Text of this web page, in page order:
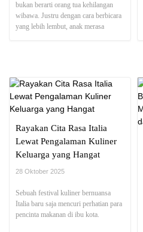
bukan berarti orang tua kehilangan
wibawa. Justru dengan cara berbicara
yang lebih lembut, anak merasa
Rayakan Cita Rasa Italia
Lewat Pengalaman Kuliner
Keluarga yang Hangat
28 Oktober 2025
Sebuah festival kuliner bernuansa
Italia baru saja mencuri perhatian para
pencinta makanan di ibu kota.